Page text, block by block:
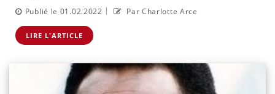
Publié le 01.02.2022 | Par Charlotte Arce
LIRE L'ARTICLE